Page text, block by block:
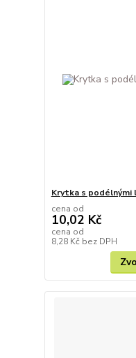
Krytka s podélnými
cena od
10,02 Kč
cena od
8,28 Kč bez DPH